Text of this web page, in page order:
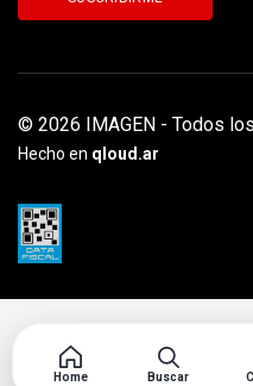
© 2026 IMAGEN - Todos
Hecho en qloud.ar
Home Buscar